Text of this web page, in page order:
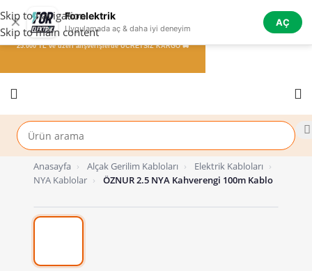
✕ Forelektrik
Uygulamada aç & daha iyi deneyim
AÇ
Skip to navigation
Skip to main content
Anasayfa › Alçak Gerilim Kabloları › Elektrik Kabloları ›
NYA Kablolar › ÖZNUR 2.5 NYA Kahverengi 100m Kablo
25.000 TL ve üzeri alışverişlerde ÜCRETSİZ KARGO 🚚